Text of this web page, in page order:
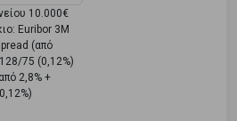
10.000€
Euribor 3M
(από
75 (0,12%)
2,8% +